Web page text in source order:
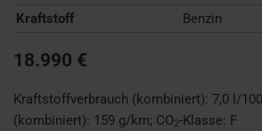
Kraftstoff
Benzin
18.990 €
Kraftstoffverbrauch (kombiniert): 7,0 l/
(kombiniert): 159 g/km; CO2-Klasse: F